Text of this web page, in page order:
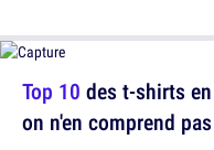
Top 10 des t-shirts
on n'en comprend